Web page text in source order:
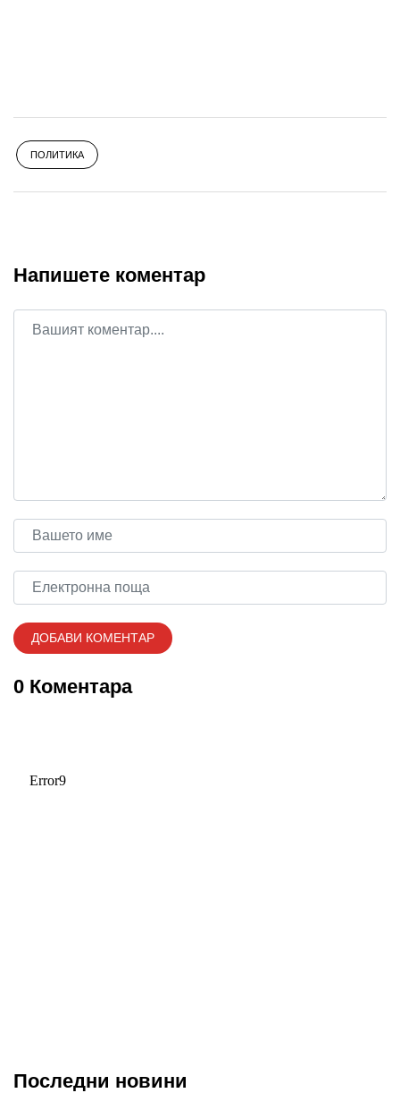
ПОЛИТИКА
Напишете коментар
0 Коментара
Последни новини